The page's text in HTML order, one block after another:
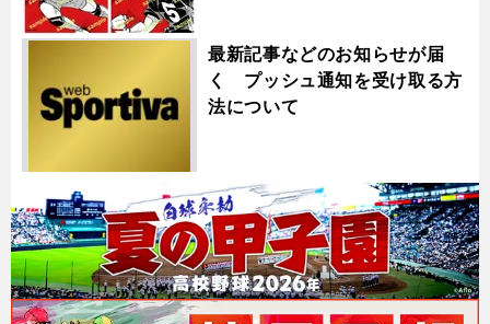
最新記事などのお知らせが届
く プッシュ通知を受け取る方
法について